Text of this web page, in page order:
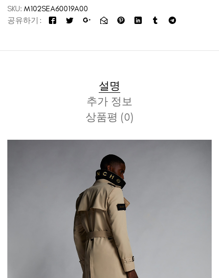
SKU: M102SEA60019A00
공유하기
설명
추가 정보
상품평 (0)